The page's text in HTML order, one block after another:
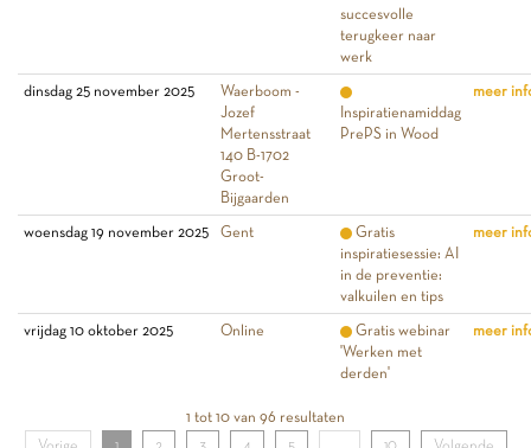
succesvolle
terugkeer naar
werk
dinsdag 25 november 2025
Waerboom -
Jozef
Mertensstraat
140 B-1702
Groot-
Bijgaarden
Inspiratienamiddag
PrePS in Wood
meer
woensdag 19 november 2025 Gent
Gratis
inspiratiesessie: AI
in de preventie:
valkuilen en tips
meer
vrijdag 10 oktober 2025 Online
Gratis webinar
'Werken met
derden'
meer
1 tot 10 van 96 resultaten